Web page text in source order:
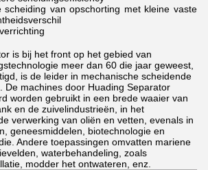
scheiding van opschorting met kleine vaste
is bij het front op het gebied van
meer dan 60 die jaar geweest,
is de leider in mechanische scheidende
De machines door Huading Separator
worden gebruikt in een brede waaier van
en de zuivelindustrieën, in het
verwerking van oliën en vetten, evenals in
geneesmiddelen, biotechnologie en
Andere toepassingen omvatten mariene
waterbehandeling, zoals
modder het ontwateren, enz.